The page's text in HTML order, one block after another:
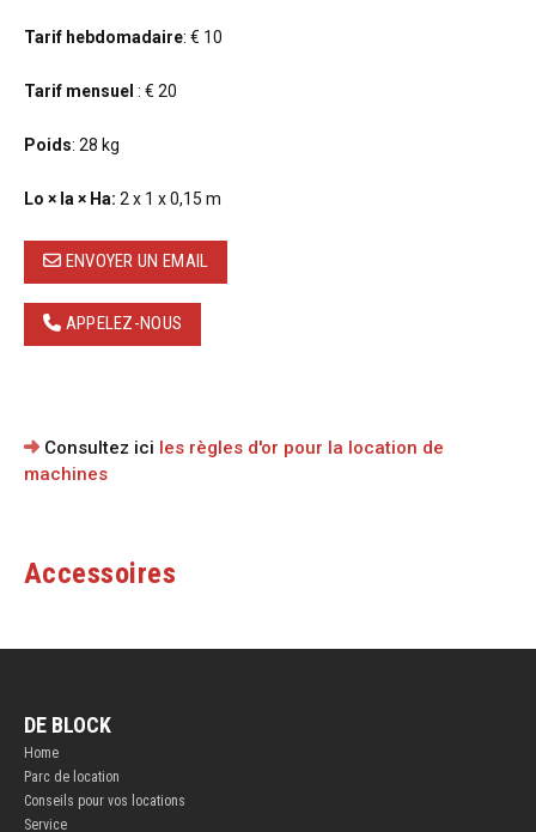
Tarif hebdomadaire: € 10
Tarif mensuel : € 20
Poids: 28 kg
Lo × la × Ha: 2 x 1 x 0,15 m
ENVOYER UN EMAIL
APPELEZ-NOUS
Consultez ici les règles d'or pour la location de
machines
Accessoires
DE BLOCK
Home
Parc de location
Conseils pour vos locations
Service